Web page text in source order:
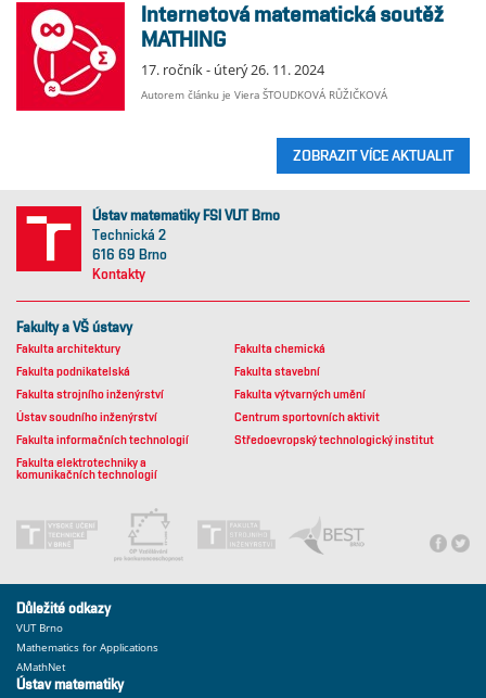
Internetová matematická soutěž
MATHING
17. ročník - úterý 26. 11. 2024
Autorem článku je Viera ŠTOUDKOVÁ RŮŽIČKOVÁ
ZOBRAZIT VÍCE AKTUALIT
Ústav matematiky FSI VUT Brno
Technická 2
616 69 Brno
Kontakty
Fakulty a VŠ ústavy
Fakulta architektury
Fakulta chemická
Fakulta podnikatelská
Fakulta stavební
Fakulta strojního inženýrství
Fakulta výtvarných umění
Ústav soudního inženýrství
Centrum sportovních aktivit
Fakulta informačních technologií
Středoevropský technologický institut
Fakulta elektrotechniky a
komunikačních technologií
Důležité odkazy
VUT Brno
Mathematics for Applications
AMathNet
Ústav matematiky